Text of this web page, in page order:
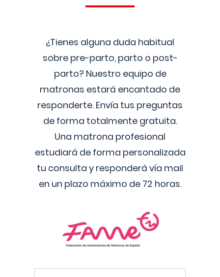
¿Tienes alguna duda habitual
sobre pre-parto, parto o post-
parto? Nuestro equipo de
matronas estará encantado de
responderte. Envía tus preguntas
de forma totalmente gratuita.
Una matrona profesional
estudiará de forma personalizada
tu consulta y responderá vía mail
en un plazo máximo de 72 horas.